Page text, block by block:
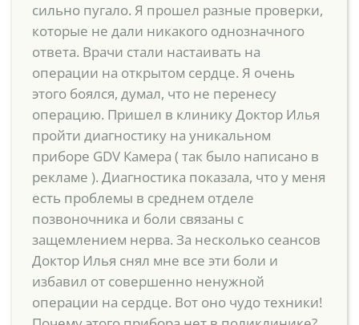
сильно пугало. Я прошел разные проверки,
которые не дали никакого однозначного
ответа. Врачи стали настаивать на
операции на открытом сердце. Я очень
этого боялся, думал, что не перенесу
операцию. Пришел в клинику Доктор Илья
пройти диагностику на уникальном
приборе GDV Камера ( так было написано в
рекламе ). Диагностика показала, что у меня
есть проблемы в среднем отделе
позвоночника и боли связаны с
защемлением нерва. За несколько сеансов
Доктор Илья снял мне все эти боли и
избавил от совершенно ненужной
операции на сердце. Вот оно чудо техники!